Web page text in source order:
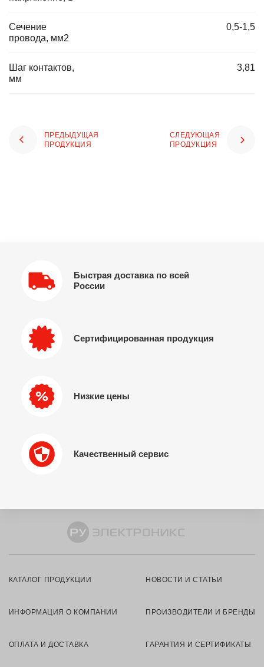
Сечение
провода, мм2
0,5-1,5
Шаг контактов,
мм
3,81
ПРЕДЫДУЩАЯ
ПРОДУКЦИЯ
СЛЕДУЮЩАЯ
ПРОДУКЦИЯ
Быстрая доставка по всей
России
Сертифицированная продукция
Низкие цены
Качественный сервис
КАТАЛОГ ПРОДУКЦИИ НОВОСТИ И СТАТЬИ
ИНФОРМАЦИЯ О КОМПАНИИ ПРОИЗВОДИТЕЛИ И БРЕНДЫ
ОПЛАТА И ДОСТАВКА ГАРАНТИЯ И СЕРТИФИКАТЫ